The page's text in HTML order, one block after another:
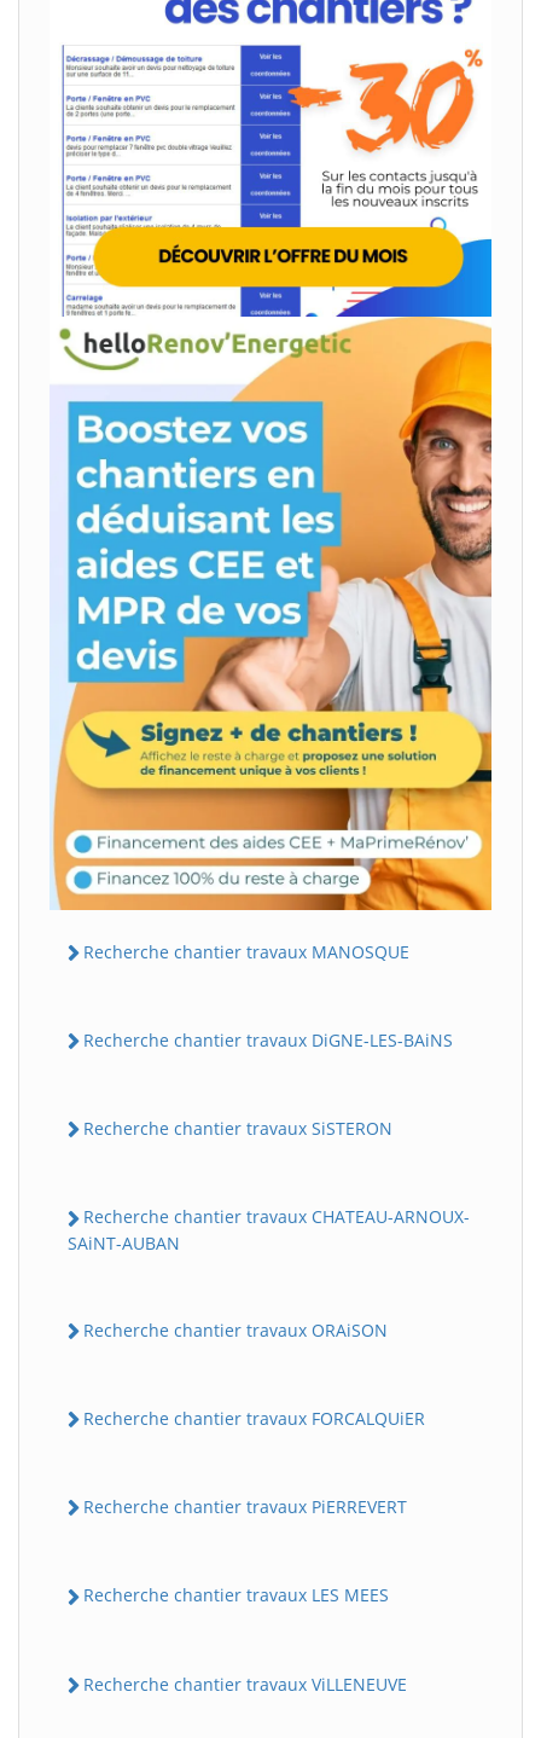
Recherche chantier travaux MANOSQUE
Recherche chantier travaux DiGNE-LES-BAiNS
Recherche chantier travaux SiSTERON
Recherche chantier travaux CHATEAU-ARNOUX-
SAiNT-AUBAN
Recherche chantier travaux ORAiSON
Recherche chantier travaux FORCALQUiER
Recherche chantier travaux PiERREVERT
Recherche chantier travaux LES MEES
Recherche chantier travaux ViLLENEUVE